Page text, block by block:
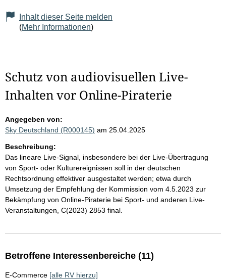
Inhalt dieser Seite melden
(Mehr Informationen)
Schutz von audiovisuellen Live-
Inhalten vor Online-Piraterie
Angegeben von:
Sky Deutschland (R000145) am 25.04.2025
Beschreibung:
Das lineare Live-Signal, insbesondere bei der Live-Übertragung
von Sport- oder Kulturereignissen soll in der deutschen
Rechtsordnung effektiver ausgestaltet werden; etwa durch
Umsetzung der Empfehlung der Kommission vom 4.5.2023 zur
Bekämpfung von Online-Piraterie bei Sport- und anderen Live-
Veranstaltungen, C(2023) 2853 final.
Betroffene Interessenbereiche (11)
E-Commerce [alle RV hierzu]